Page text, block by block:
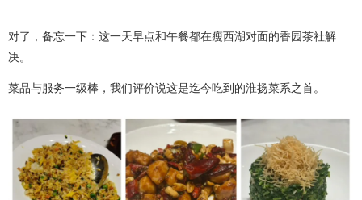
对了，备忘一下：这一天早点和午餐都在瘦西湖对面的香园茶社解
决。
菜品与服务一级棒，我们评价说这是迄今吃到的淮扬菜系之首。